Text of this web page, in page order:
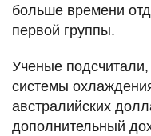
больше времени
первой группы.
Ученые подсчитали,
системы
австралийских
дополнительный